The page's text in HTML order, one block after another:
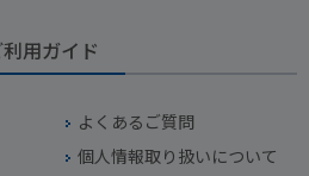
利用ガイド
よくあるご質問
個人情報取り扱いについて